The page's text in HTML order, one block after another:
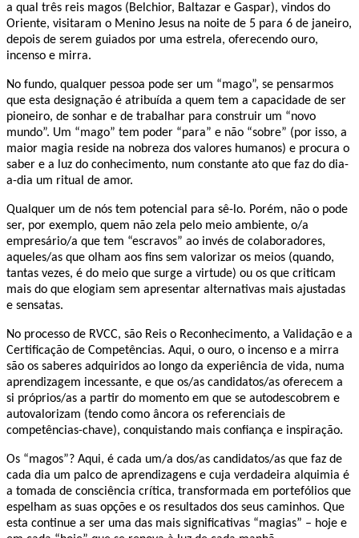
a qual três reis magos (Belchior, Baltazar e Gaspar), vindos do
Oriente, visitaram o Menino Jesus na noite de 5 para 6 de janeiro,
depois de serem guiados por uma estrela, oferecendo ouro,
incenso e mirra.
No fundo, qualquer pessoa pode ser um “mago”, se pensarmos
que esta designação é atribuída a quem tem a capacidade de ser
pioneiro, de sonhar e de trabalhar para construir um “novo
mundo”. Um “mago” tem poder “para” e não “sobre” (por isso, a
maior magia reside na nobreza dos valores humanos) e procura o
saber e a luz do conhecimento, num constante ato que faz do dia-
a-dia um ritual de amor.
Qualquer um de nós tem potencial para sê-lo. Porém, não o pode
ser, por exemplo, quem não zela pelo meio ambiente, o/a
empresário/a que tem “escravos” ao invés de colaboradores,
aqueles/as que olham aos fins sem valorizar os meios (quando,
tantas vezes, é do meio que surge a virtude) ou os que criticam
mais do que elogiam sem apresentar alternativas mais ajustadas
e sensatas.
No processo de RVCC, são Reis o Reconhecimento, a Validação e a
Certificação de Competências. Aqui, o ouro, o incenso e a mirra
são os saberes adquiridos ao longo da experiência de vida, numa
aprendizagem incessante, e que os/as candidatos/as oferecem a
si próprios/as a partir do momento em que se autodescobrem e
autovalorizam (tendo como âncora os referenciais de
competências-chave), conquistando mais confiança e inspiração.
Os “magos”? Aqui, é cada um/a dos/as candidatos/as que faz de
cada dia um palco de aprendizagens e cuja verdadeira alquimia é
a tomada de consciência crítica, transformada em portefólios que
espelham as suas opções e os resultados dos seus caminhos. Que
esta continue a ser uma das mais significativas “magias” – hoje e